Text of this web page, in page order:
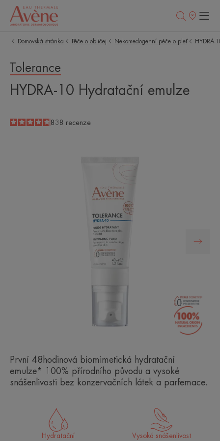
Prodejní
Domovská stránka Péče o obličej Nekomedogenní péče o pleť HYDRA-
Tolerance
HYDRA-10 Hydratační emulze
4.7
/
5
838 recenze
První 48hodinová biomimetická hydratační
emulze* 100% přírodního původu a vysoké
snášenlivosti bez konzervačních látek a parfemace.
Hydratační Vysoká snášenlivost